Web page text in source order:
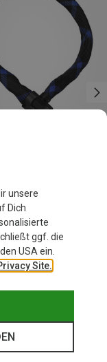
unsere
Dich
ggf. die
USA ein.
Site.